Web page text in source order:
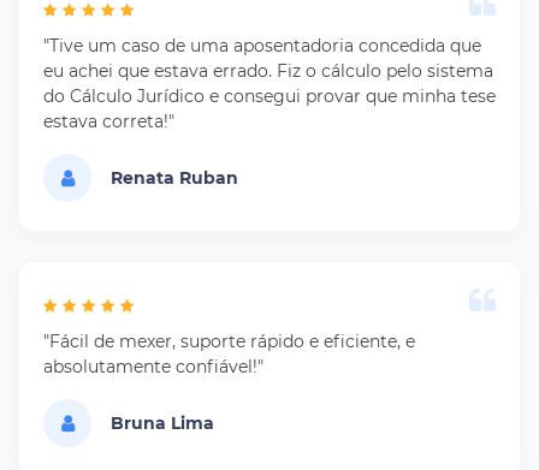
"Tive um caso de uma aposentadoria concedida que
eu achei que estava errado. Fiz o cálculo pelo sistema
do Cálculo Jurídico e consegui provar que minha tese
estava correta!"
Renata Ruban
"Fácil de mexer, suporte rápido e eficiente, e
absolutamente confiável!"
Bruna Lima